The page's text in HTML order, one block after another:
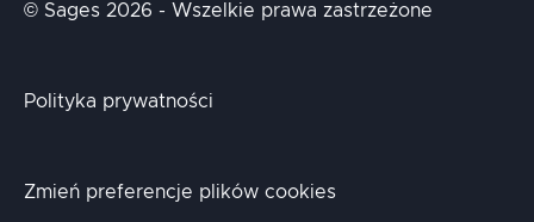
© Sages 2026 - Wszelkie prawa zastrzeżone
Polityka prywatności
Zmień preferencje plików cookies